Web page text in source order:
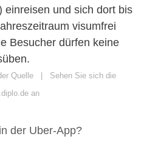
einreisen und sich dort bis
visumfrei
Besucher dürfen keine
Quelle | Sehen Sie sich die
an
der Uber-App?